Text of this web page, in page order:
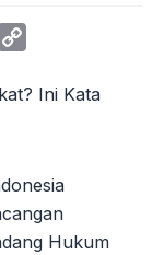
Telegram
Hukum